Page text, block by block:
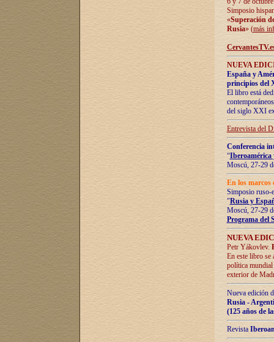
Simposio
«Superación
Rusia» (más
NUEVA
España y
principios del
El libro está
del siglo XXI
Entrevista del
Conferencia
“Iberoamérica
Moscú, 27-29
En los marcos
Simposio ruso-
"Rusia y
Moscú, 27-29
Programa del
NUEVA
Petr Yákovlev.
En este libro se
política mundial
exterior de
Nueva edición
Rusia -
(125 años de
Revista